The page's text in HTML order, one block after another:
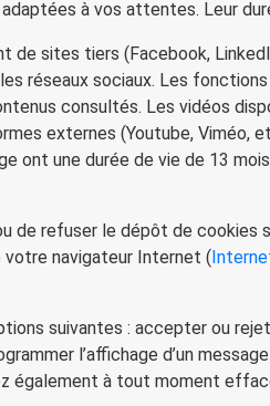
à vos attentes. Leur
de sites tiers (Facebook,
réseaux sociaux. Les
consultés. Les vidéos
externes (Youtube, Viméo,
ont une durée de vie de 13
de refuser le dépôt de cookies
navigateur Internet (
suivantes : accepter ou
l’affichage d’un
également à tout moment